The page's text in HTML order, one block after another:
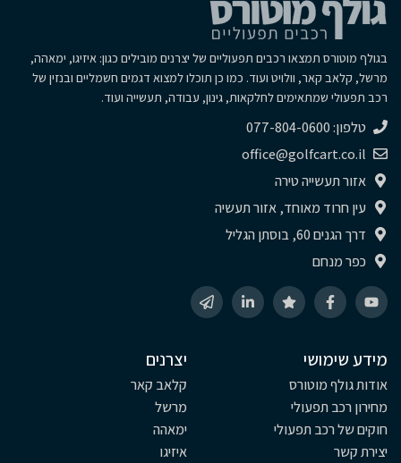
בגולף מוטורס תמצאו רכבים תפעוליים של יצרנים מובילים כגון: איזיגו, ימאהה,
מרשל, קלאב קאר, וולויט ועוד. כמו כן תוכלו למצוא דגמים חשמליים ובנזין של
רכב תפעולי שמתאימים לחלקאות, גינון, עבודה, תעשייה ועוד.
טלפון: 077-804-0600
office@golfcart.co.il
אזור תעשייה טירה
עין חרוד מאוחד, אזור תעשיה
דרך הגנים 60, בוסתן הגליל
כפר מנחם
מידע שימושי
אודות גולף מוטורס
מחירון רכב תפעולי
חוקים של רכב תפעולי
יצירת קשר
יצרנים
קלאב קאר
מרשל
ימאהה
איזיגו